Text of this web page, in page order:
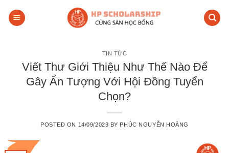
TIN TỨC
Viết Thư Giới Thiệu Như Thế Nào Để
Gây Ấn Tượng Với Hội Đồng Tuyển
Chọn?
POSTED ON 14/09/2023 BY PHÚC NGUYỄN HOÀNG